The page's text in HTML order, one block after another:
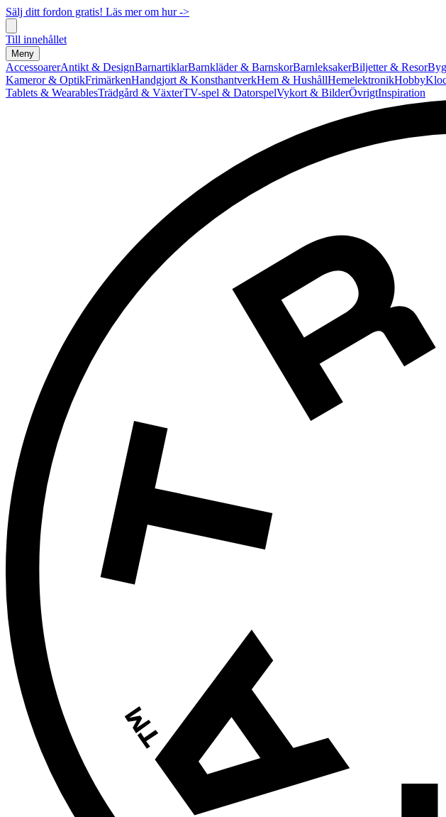
Sälj ditt fordon gratis! Läs mer om hur ->
Till innehållet
Meny
AccessoarerAntikt & DesignBarnartiklarBarnkläder & BarnskorBarnleksakerBiljetter & Resor
Kameror & OptikFrimärkenHandgjort & KonsthantverkHem & HushållHemelektronikHobby
Tablets & WearablesTrädgård & VäxterTV-spel & DatorspelVykort & BilderÖvrigtInspiration